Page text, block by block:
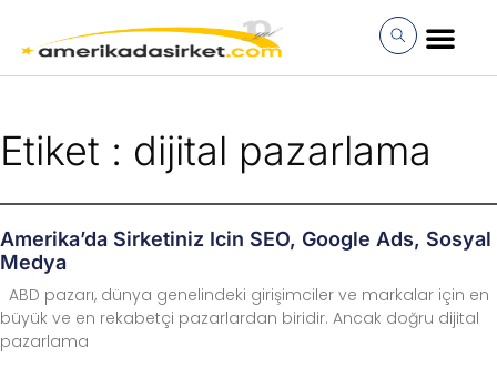
atla
Etiket : dijital pazarlama
Amerika’da Sirketiniz Icin SEO, Google Ads, Sosyal
Medya
ABD pazarı, dünya genelindeki girişimciler ve markalar için en
büyük ve en rekabetçi pazarlardan biridir. Ancak doğru dijital
pazarlama